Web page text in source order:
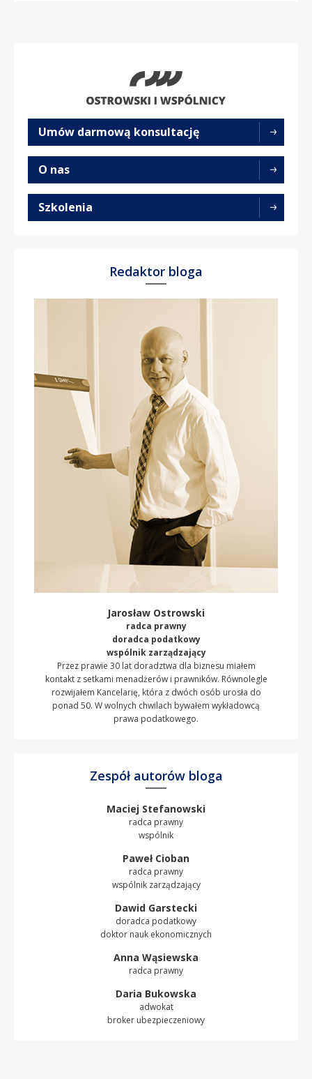
Umów darmową konsultację
O nas
Szkolenia
Redaktor bloga
Jarosław Ostrowski
radca prawny
doradca podatkowy
wspólnik zarządzający
Przez prawie 30 lat doradztwa dla biznesu miałem
kontakt z setkami menadżerów i prawników. Równolegle
rozwijałem Kancelarię, która z dwóch osób urosła do
ponad 50. W wolnych chwilach bywałem wykładowcą
prawa podatkowego.
Zespół autorów bloga
Maciej Stefanowski
radca prawny
wspólnik
Paweł Cioban
radca prawny
wspólnik zarządzający
Dawid Garstecki
doradca podatkowy
doktor nauk ekonomicznych
Anna Wąsiewska
radca prawny
Daria Bukowska
adwokat
broker ubezpieczeniowy